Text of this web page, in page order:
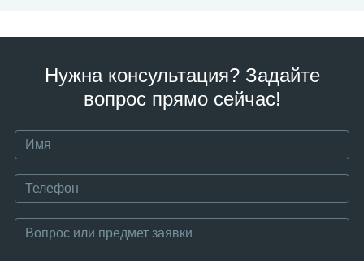
Нужна консультация? Задайте
вопрос прямо сейчас!